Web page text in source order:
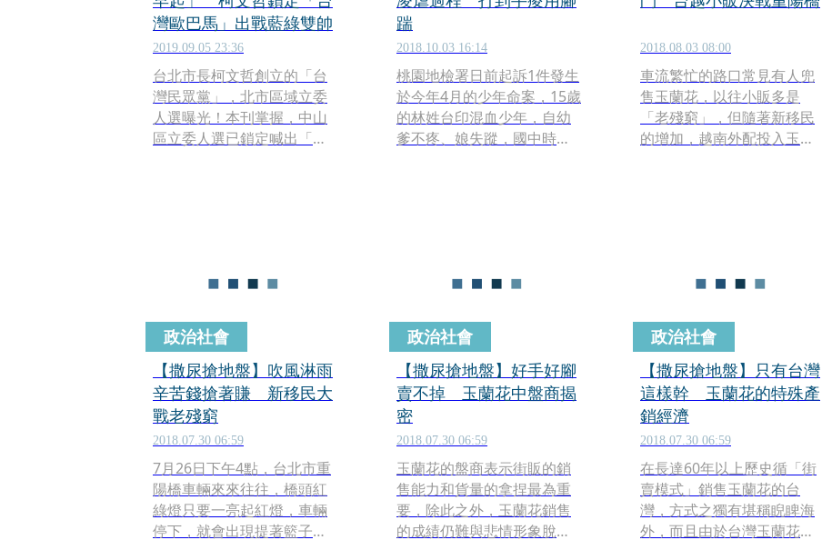
灣歐巴馬」出戰藍綠雙帥
2019.09.05 23:36
台北市長柯文哲創立的「台
灣民眾黨」，北市區域立委
人選曝光！本刊掌握，中山
區立委人選已鎖定喊出「台
踹
2018.10.03 16:14
桃園地檢署日前起訴1件發生
於今年4月的少年命案，15歲
的林姓台印混血少年，自幼
爹不疼、娘失蹤，國中時就
2018.08.03 08:00
車流繁忙的路口常見有人兜
售玉蘭花，以往小販多是
「老殘窮」，但隨著新移民
的增加，越南外配投入玉蘭
台越玉蘭花大戰正方興未
政治社會
【撒尿搶地盤】吹風淋雨
辛苦錢搶著賺 新移民大
戰老殘窮
2018.07.30 06:59
7月26日下午4點，台北市重
陽橋車輛來來往往，橋頭紅
綠燈只要一亮起紅燈，車輛
停下，就會出現提著籃子、
政治社會
【撒尿搶地盤】好手好腳
賣不掉 玉蘭花中盤商揭
密
2018.07.30 06:59
玉蘭花的盤商表示街販的銷
售能力和貨量的拿捏最為重
要，除此之外，玉蘭花銷售
的成績仍難與悲情形象脫
政治社會
【撒尿搶地盤】只有台灣
這樣幹 玉蘭花的特殊產
銷經濟
2018.07.30 06:59
在長達60年以上歷史循「街
賣模式」銷售玉蘭花的台
灣，方式之獨有堪稱睨睥海
外，而且由於台灣玉蘭花販